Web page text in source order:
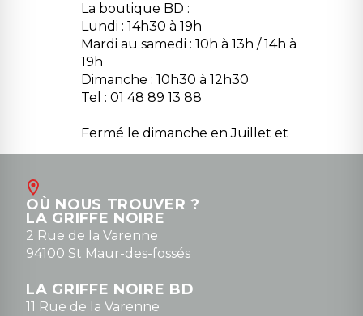
La boutique BD :
Lundi : 14h30 à 19h
Mardi au samedi : 10h à 13h / 14h à
19h
Dimanche : 10h30 à 12h30
Tel : 01 48 89 13 88
Fermé le dimanche en Juillet et
Août
contact@la-griffe-noire.com
0148836747
OÙ NOUS TROUVER ?
LA GRIFFE NOIRE
2 Rue de la Varenne
94100 St Maur-des-fossés
LA GRIFFE NOIRE BD
11 Rue de la Varenne